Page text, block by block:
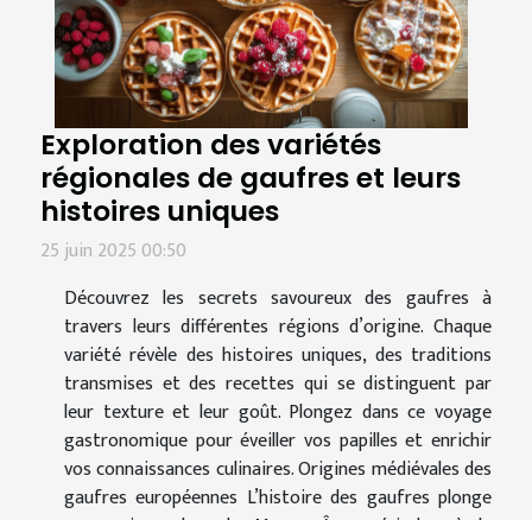
Exploration des variétés
régionales de gaufres et leurs
histoires uniques
25 juin 2025 00:50
Découvrez les secrets savoureux des gaufres à
travers leurs différentes régions d’origine. Chaque
variété révèle des histoires uniques, des traditions
transmises et des recettes qui se distinguent par
leur texture et leur goût. Plongez dans ce voyage
gastronomique pour éveiller vos papilles et enrichir
vos connaissances culinaires. Origines médiévales des
gaufres européennes L’histoire des gaufres plonge